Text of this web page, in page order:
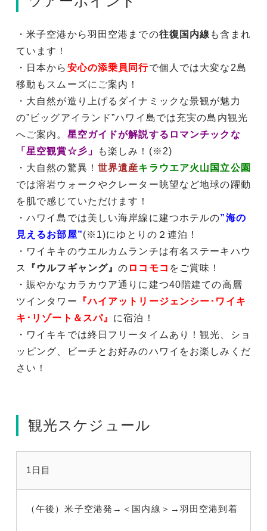
・米子空港から羽田空港までの往復国内線 も含まれ
ています！
・日本から 安心の添乗員同行で個人では大変な2島
移動もスムーズにご案内！
・大自然が造り上げるダイナミックな景観が魅力
の”ビッグアイランド”ハワイ島では充実の島内観光
へご案内。 星空ガイドが解説するロマンチックな
「星空観賞☆彡」
も楽しみ！(※2)
・大自然の驚異！ 世界遺産キラウエア火山国立公園
では溶岩ウォークやクレーター眺望など地球の躍動
を肌で感じていただけます！
・ハワイ島では美しい海岸線に建つホテルの”海の
見えるお部屋”(※1)にゆとりの２連泊！
・ワイキキのウエルカムランチは有名ステーキハウ
ス
『ウルフギャング』の ロコモコ をご賞味！
・賑やかなカラカウア通りに建つ40階建ての高層
ツインタワー
『ハイアットリージェンシー･ワイキ
キ･リゾート＆スパ』 に宿泊！
・ワイキキでは終日フリータイムあり！観光、ショ
ッピング、ビーチとお好みのハワイをお楽しみくだ
さい！
観光スケジュール
1日目
（午後）米子空港発→＜国内線＞→羽田空港到着